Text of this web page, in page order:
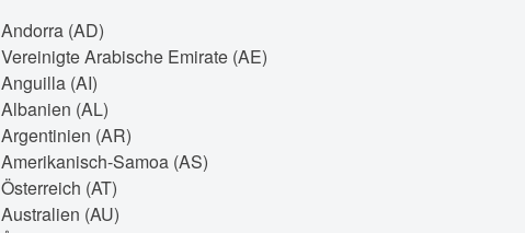
Andorra (AD)
Vereinigte Arabische Emirate (AE)
Anguilla (AI)
Albanien (AL)
Argentinien (AR)
Amerikanisch-Samoa (AS)
Österreich (AT)
Australien (AU)